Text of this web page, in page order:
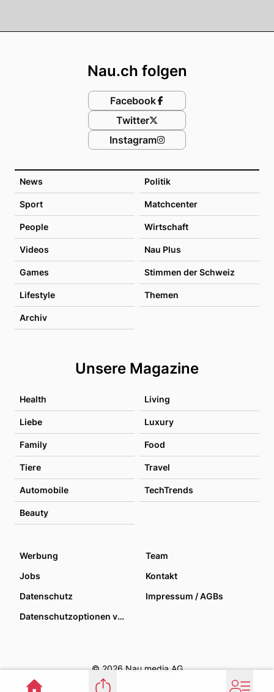
News Politik
Sport Matchcenter
People Wirtschaft
Videos Nau Plus
Games Stimmen der Schweiz
Lifestyle Themen
Archiv
Unsere Magazine
Health Living
Liebe Luxury
Family Food
Tiere Travel
Automobile TechTrends
Beauty
Nau.ch folgen
Facebook
Twitter
Instagram
Werbung
Team
Jobs
Kontakt
Datenschutz
Impressum / AGBs
Datenschutzoptionen verwalten
© 2026 Nau media AG